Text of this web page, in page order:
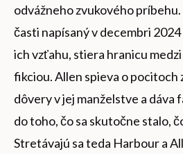
odvážneho zvukového príbehu.
časti napísaný v decembri
ich vzťahu, stiera hranicu
fikciou. Allen spieva o pocitoch
dôvery v jej manželstve a dáva
do toho, čo sa skutočne stalo,
Stretávajú sa teda Harbour a